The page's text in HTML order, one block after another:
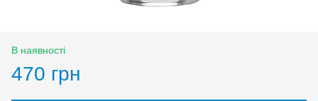
В наявності
470 грн